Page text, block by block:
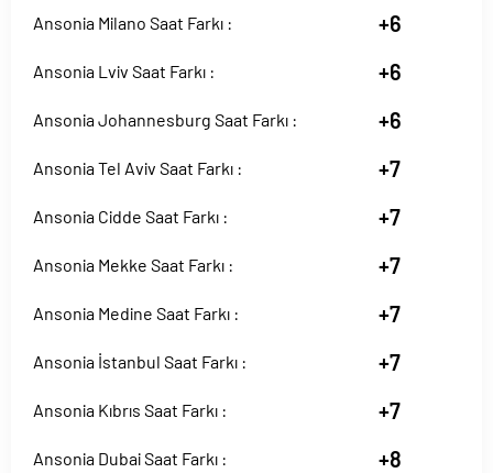
Ansonia Milano Saat Farkı : +6
Ansonia Lviv Saat Farkı : +6
Ansonia Johannesburg Saat Farkı : +6
Ansonia Tel Aviv Saat Farkı : +7
Ansonia Cidde Saat Farkı : +7
Ansonia Mekke Saat Farkı : +7
Ansonia Medine Saat Farkı : +7
Ansonia İstanbul Saat Farkı : +7
Ansonia Kıbrıs Saat Farkı : +7
Ansonia Dubai Saat Farkı : +8